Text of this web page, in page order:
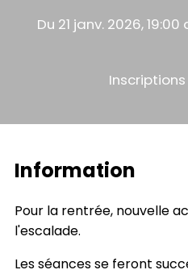
Du 21 janv. 2026, 19:00
Information
Pour la rentrée, nouvelle
l'escalade.
Les séances se feront